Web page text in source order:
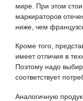
мире. При этом
маркираторов
ниже, чем
Кроме того,
имеет отличия в
Поэтому надо
соответствует
Аналогичную